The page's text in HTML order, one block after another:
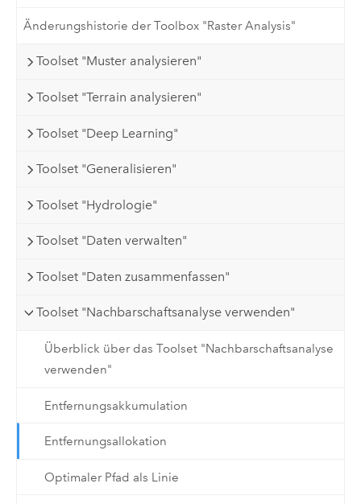
Änderungshistorie der Toolbox "Raster Analysis"
Toolset "Muster analysieren"
Toolset "Terrain analysieren"
Toolset "Deep Learning"
Toolset "Generalisieren"
Toolset "Hydrologie"
Toolset "Daten verwalten"
Toolset "Daten zusammenfassen"
Toolset "Nachbarschaftsanalyse verwenden"
Überblick über das Toolset "Nachbarschaftsanalyse
verwenden"
Entfernungsakkumulation
Entfernungsallokation
Optimaler Pfad als Linie